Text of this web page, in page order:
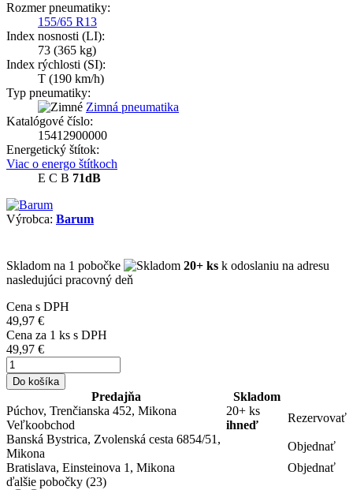
Rozmer pneumatiky:
155/65 R13
Index nosnosti (LI):
73 (365 kg)
Index rýchlosti (SI):
T (190 km/h)
Typ pneumatiky:
Zimná pneumatika
Katalógové číslo:
15412900000
Energetický štítok:
Viac o energo štítkoch
E C B 71dB
Výrobca: Barum
Skladom na 1 pobočke 20+ ks k odoslaniu na adresu
nasledujúci pracovný deň
Cena s DPH
49,97 €
Cena za 1 ks s DPH
49,97 €
Do košíka
Predajňa
Skladom
Púchov, Trenčianska 452, Mikona
Veľkoobchod
20+ ks
ihneď
Rezervovať
Banská Bystrica, Zvolenská cesta 6854/51,
Mikona
Objednať
Bratislava, Einsteinova 1, Mikona
Objednať
ďalšie pobočky (23)